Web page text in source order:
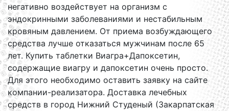
негативно воздействует на организм с
эндокринными заболеваниями и нестабильным
кровяным давлением. От приема возбуждающего
средства лучше отказаться мужчинам после 65
лет. Купить таблетки Виагра+Дапоксетин,
содержащие виагру и дапоксетин очень просто.
Для этого необходимо оставить заявку на сайте
компании-реализатора. Доставка лечебных
средств в город Нижний Студеный (Закарпатская